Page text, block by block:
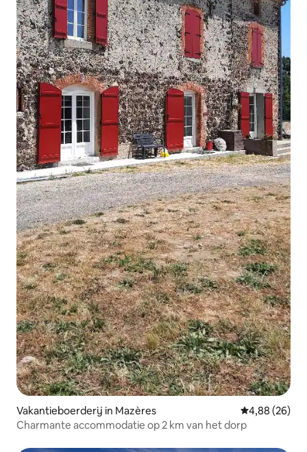
Vakantieboerderij in Mazères Gemiddelde
4,88 (26)
Charmante accommodatie op 2 km van het dorp